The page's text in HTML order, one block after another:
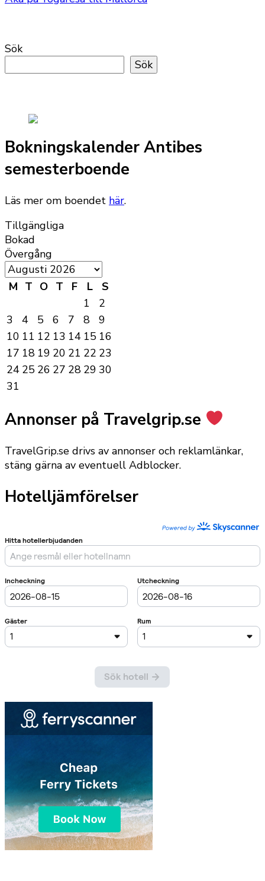
Sök
Sök
Bokningskalender Antibes
semesterboende
Läs mer om boendet här.
Tillgängliga
Bokad
Övergång
M T O T F L
S
1
2
3
4 5 6 7 8
9
10 11 12 13 14 15 16
17 18 19 20 21 22 23
24 25 26 27 28 29 30
31
Annonser på Travelgrip.se
TravelGrip.se drivs av annonser och reklamlänkar,
stäng gärna av eventuell Adblocker.
Hotelljämförelser